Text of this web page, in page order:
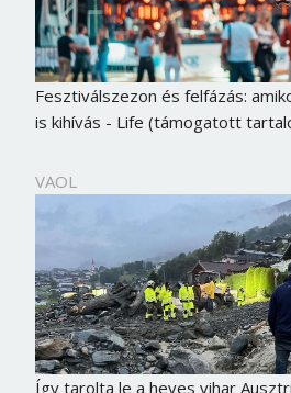
Fesztiválszezon és felfázás:
is kihívás - Life (támogatott
VAOL
Így tarolta le a heves vihar